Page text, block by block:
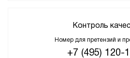
Контроль
Номер для претензий и
+7 (495) 120-